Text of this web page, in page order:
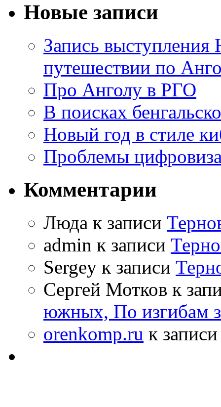
Новые записи
Запись
путешествии по
Про Анголу в РГО
В поисках
Новый год в стиле
Проблемы
Комментарии
Люда к записи
admin к записи
Sergey к записи
Сергей Мотков к
южных, По изгибам
orenkomp.ru к